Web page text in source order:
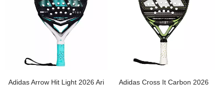
Adidas Arrow Hit Light 2026 Ari
Adidas Cross It Carbon 2026